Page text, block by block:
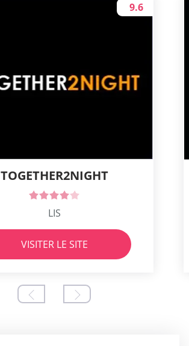
TOGETHER2NIGHT
9.6
LIS
VISITER LE SITE